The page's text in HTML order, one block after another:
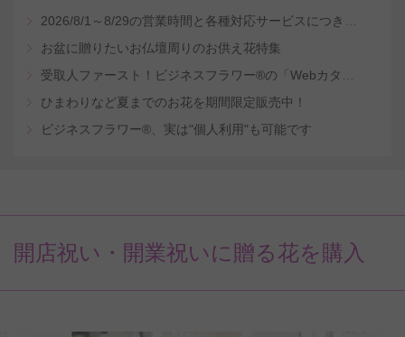
お盆に贈りたいお仏壇周りのお供え花特集
ひまわりなど夏までのお花を期間限定販売中！
ビジネスフラワー®、実は"個人利用"も可能です
開店祝い・開業祝いに贈る花を購入